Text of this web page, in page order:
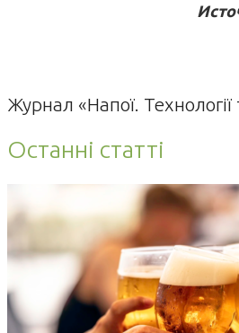
Журнал «Напої. Технології
Останні статті